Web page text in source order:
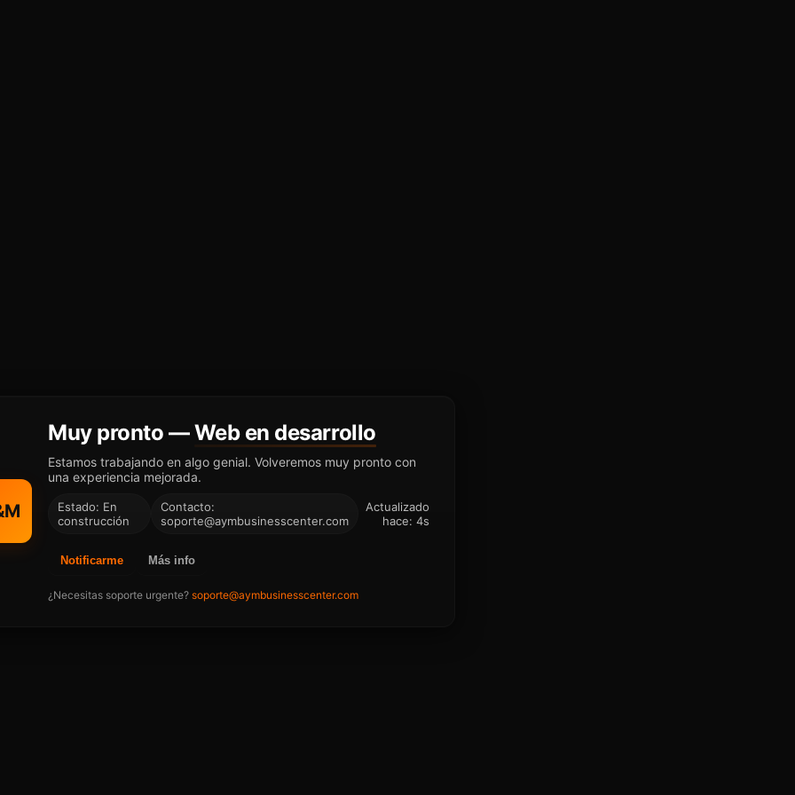
Muy pronto —Web en desarrollo
Estamos trabajando en algo genial. Volveremos muy pronto con
una experiencia mejorada.
Estado: En
construcción
Contacto:
soporte@aymbusinesscenter.com
Actualizado
hace: 4s
Notificarme Más info
¿Necesitas soporte urgente? soporte@aymbusinesscenter.com